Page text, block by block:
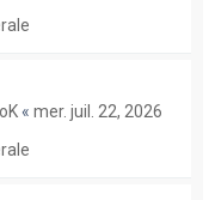
« mer. juil. 22, 2026